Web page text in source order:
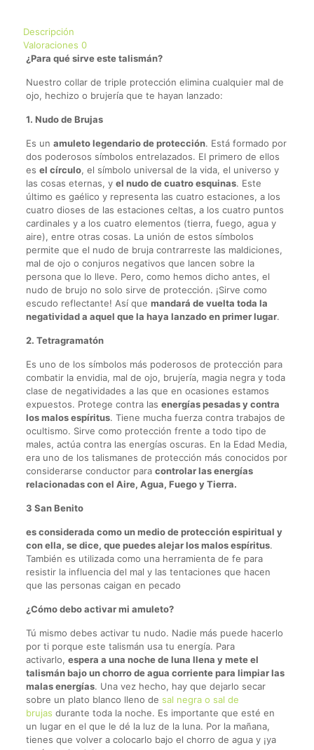
Descripción
Valoraciones 0
¿Para qué sirve este talismán?
Nuestro collar de triple protección elimina cualquier mal de
ojo, hechizo o brujería que te hayan lanzado:
1. Nudo de Brujas
Es un amuleto legendario de protección. Está formado por
dos poderosos símbolos entrelazados. El primero de ellos
es el círculo, el símbolo universal de la vida, el universo y
las cosas eternas, y el nudo de cuatro esquinas. Este
último es gaélico y representa las cuatro estaciones, a los
cuatro dioses de las estaciones celtas, a los cuatro puntos
cardinales y a los cuatro elementos (tierra, fuego, agua y
aire), entre otras cosas. La unión de estos símbolos
permite que el nudo de bruja contrarreste las maldiciones,
mal de ojo o conjuros negativos que lancen sobre la
persona que lo lleve. Pero, como hemos dicho antes, el
nudo de brujo no solo sirve de protección. ¡Sirve como
escudo reflectante! Así que mandará de vuelta toda la
negatividad a aquel que la haya lanzado en primer lugar.
2. Tetragramatón
Es uno de los símbolos más poderosos de protección para
combatir la envidia, mal de ojo, brujería, magia negra y toda
clase de negatividades a las que en ocasiones estamos
expuestos. Protege contra las energías pesadas y contra
los malos espíritus. Tiene mucha fuerza contra trabajos de
ocultismo. Sirve como protección frente a todo tipo de
males, actúa contra las energías oscuras. En la Edad Media,
era uno de los talismanes de protección más conocidos por
considerarse conductor para controlar las energías
relacionadas con el Aire, Agua, Fuego y Tierra.
3 San Benito
es considerada como un medio de protección espiritual y
con ella, se dice, que puedes alejar los malos espíritus.
También es utilizada como una herramienta de fe para
resistir la influencia del mal y las tentaciones que hacen
que las personas caigan en pecado
¿Cómo debo activar mi amuleto?
Tú mismo debes activar tu nudo. Nadie más puede hacerlo
por ti porque este talismán usa tu energía. Para
activarlo, espera a una noche de luna llena y mete el
talismán bajo un chorro de agua corriente para limpiar las
malas energías. Una vez hecho, hay que dejarlo secar
sobre un plato blanco lleno de sal negra o sal de
brujas durante toda la noche. Es importante que esté en
un lugar en el que le dé la luz de la luna. Por la mañana,
tienes que volver a colocarlo bajo el chorro de agua y ¡ya